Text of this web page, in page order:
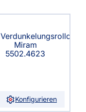
Verdunkelungsrollo
Miram
5502.4623
Konfigurieren